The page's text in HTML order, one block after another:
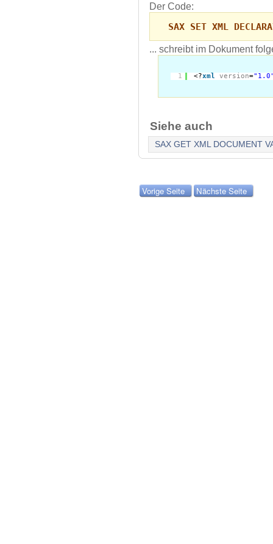
Der Code:
SAX SET XML
... schreibt im Dokument
1 <?xml version=
Siehe auch
SAX GET XML DOCUMENT
Vorige Seite Nächste Seite